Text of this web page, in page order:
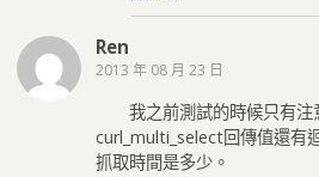
Ren
2013 年 08 月 23 日
我之前測試的時候只有注
curl_multi_select回傳值還有
抓取時間是多少。